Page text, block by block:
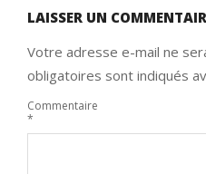
LAISSER UN
Votre adresse e-mail ne
obligatoires sont indiqués
Commentaire
*